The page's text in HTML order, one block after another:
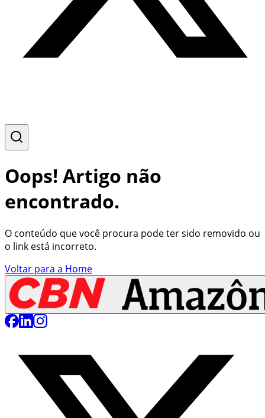
Oops! Artigo não
encontrado.
O conteúdo que você procura pode ter sido removido ou
o link está incorreto.
Voltar para a Home